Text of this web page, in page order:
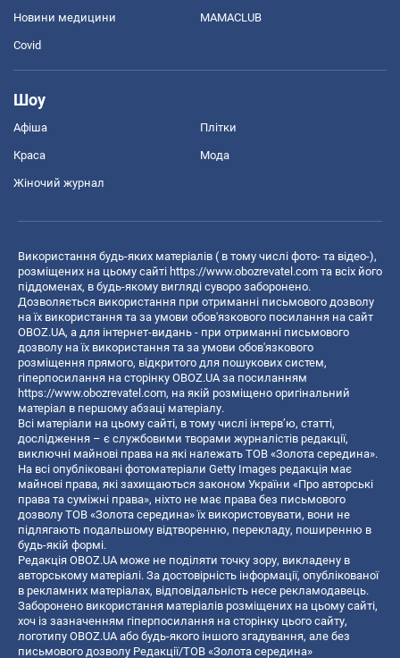
Новини медицини MAMACLUB
Covid
Шоу
Афіша Плітки
Краса Мода
Жіночий журнал
Використання будь-яких матеріалів ( в тому числі фото- та відео-),
розміщених на цьому сайті https://www.obozrevatel.com та всіх його
піддоменах, в будь-якому вигляді суворо заборонено.
Дозволяється використання при отриманні письмового дозволу
на їх використання та за умови обов'язкового посилання на сайт
OBOZ.UA, а для інтернет-видань - при отриманні письмового
дозволу на їх використання та за умови обов'язкового
розміщення прямого, відкритого для пошукових систем,
гіперпосилання на сторінку OBOZ.UA за посиланням
https://www.obozrevatel.com, на якій розміщено оригінальний
матеріал в першому абзаці матеріалу.
Всі матеріали на цьому сайті, в тому числі інтерв’ю, статті,
дослідження – є службовими творами журналістів редакції,
виключні майнові права на які належать ТОВ «Золота середина».
На всі опубліковані фотоматеріали Getty Images редакція має
майнові права, які захищаються законом України «Про авторські
права та суміжні права», ніхто не має права без письмового
дозволу ТОВ «Золота середина» їх використовувати, вони не
підлягають подальшому відтворенню, перекладу, поширенню в
будь-якій формі.
Редакція OBOZ.UA може не поділяти точку зору, викладену в
авторському матеріалі. За достовірність інформації, опублікованої
в рекламних матеріалах, відповідальність несе рекламодавець.
Заборонено використання матеріалів розміщених на цьому сайті,
хоч із зазначенням гіперпосилання на сторінку цього сайту,
логотипу OBOZ.UA або будь-якого іншого згадування, але без
письмового дозволу Редакції/ТОВ «Золота середина»